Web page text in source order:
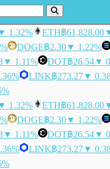
1.32% ETH฿61,828.00
DOGE฿2.30▼ 1.22%
▼ 1.11% DOT฿26.54▼
LINK฿273.27▼
1.32% ETH฿61,828.00
DOGE฿2.30▼ 1.22%
▼ 1.11% DOT฿26.54▼
LINK฿273.27▼